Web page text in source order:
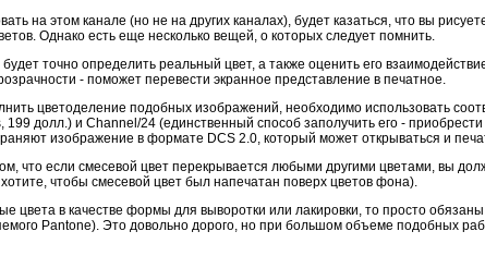
на этом канале (но не на других каналах), будет казаться, что вы
Однако есть еще несколько вещей, о которых следует помнить.
точно определить реальный цвет, а также оценить его
- поможет перевести экранное представление в печатное.
цветоделение подобных изображений, необходимо использовать
долл.) и Channel/24 (единственный способ заполучить его -
изображение в формате DCS 2.0, который может открываться и
что если смесевой цвет перекрывается любыми другими цветами, вы
чтобы смесевой цвет был напечатан поверх цветов фона).
цвета в качестве формы для выворотки или лакировки, то просто
Pantone). Это довольно дорого, но при большом объеме подобных